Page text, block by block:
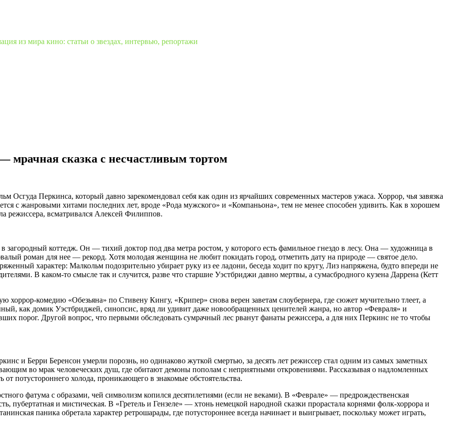
из мира кино: статьи о звездах, интервью, репортажи
мрачная сказка с несчастливым тортом
Перкинса, который давно зарекомендовал себя как один из ярчайших современных мастеров ужаса. Хоррор, чья завязка
с жанровыми хитами последних лет, вроде «Рода мужского» и «Компаньона», тем не менее способен удивить. Как в хорошем
режиссера, всматривался Алексей Филиппов.
коттедж. Он — тихий доктор под два метра ростом, у которого есть фамильное гнездо в лесу. Она — художница в
роман для нее — рекорд. Хотя молодая женщина не любит покидать город, отметить дату на природе — святое дело.
характер: Малкольм подозрительно убирает руку из ее ладони, беседа ходит по кругу, Лиз напряжена, будто впереди не
В каком-то смысле так и случится, разве что старшие Уэстбриджи давно мертвы, а сумасбродного кузена Даррена (Кетт
хоррор-комедию «Обезьяна» по Стивену Кингу, «Крипер» снова верен заветам слоубернера, где сюжет мучительно тлеет, а
как домик Уэстбриджей, синопсис, вряд ли удивит даже новообращенных ценителей жанра, но автор «Февраля» и
порог. Другой вопрос, что первыми обследовать сумрачный лес рванут фанаты режиссера, а для них Перкинс не то чтобы
и Берри Беренсон умерли порознь, но одинаково жуткой смертью, за десять лет режиссер стал одним из самых заметных
во мрак человеческих душ, где обитают демоны пополам с неприятными откровениями. Рассказывая о надломленных
потустороннего холода, проникающего в знакомые обстоятельства.
фатума с образами, чей символизм копился десятилетиями (если не веками). В «Феврале» — предрождественская
пубертатная и мистическая. В «Гретель и Гензеле» — хтонь немецкой народной сказки прорастала корнями фолк-хоррора и
паника обретала характер ретрошарады, где потустороннее всегда начинает и выигрывает, поскольку может играть,